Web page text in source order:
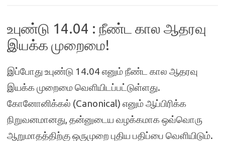
உபுண்டு 14.04 : நீண்ட கால ஆதரவு
இயக்க முறைமை!
இப்போது உபுண்டு 14.04 எனும் நீண்ட கால ஆதரவு
இயக்க முறைமை வெளியிடப்பட்டுள்ளது.
கோனோனிக்கல் (Canonical) எனும் ஆப்பிரிக்க
நிறுவனமானது, தன்னுடைய வழக்கமாக ஒவ்வொரு
ஆறுமாதத்திற்கு ஒருமுறை புதிய பதிப்பை வெளியிடும்.